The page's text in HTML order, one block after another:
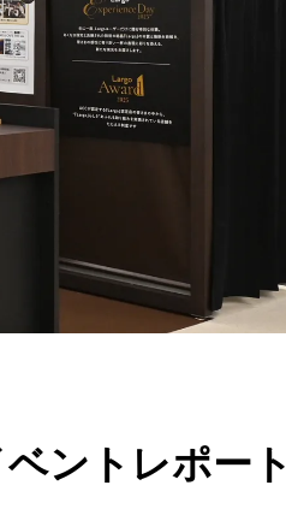
ントレポート